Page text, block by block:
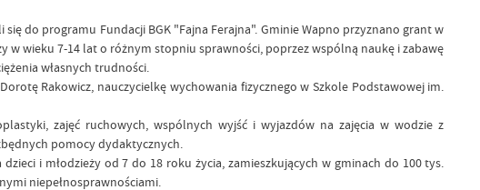
do programu Fundacji BGK "Fajna Ferajna". Gminie Wapno przyznano grant w
w wieku 7-14 lat o różnym stopniu sprawności, poprzez wspólną naukę i zabawę
własnych trudności.
Rakowicz, nauczycielkę wychowania fizycznego w Szkole Podstawowej im.
zajęć ruchowych, wspólnych wyjść i wyjazdów na zajęcia w wodzie z
pomocy dydaktycznych.
i młodzieży od 7 do 18 roku życia, zamieszkujących w gminach do 100 tys.
niepełnosprawnościami.